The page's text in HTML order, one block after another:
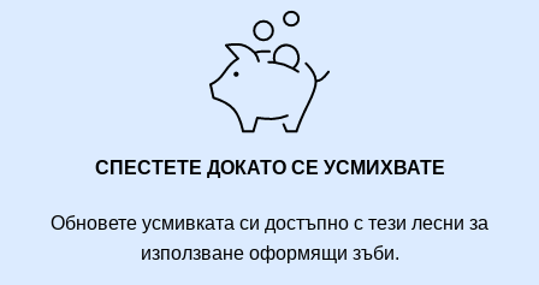
СПЕСТЕТЕ ДОКАТО СЕ УСМИХВАТЕ
Обновете усмивката си достъпно с тези лесни за
използване оформящи зъби.